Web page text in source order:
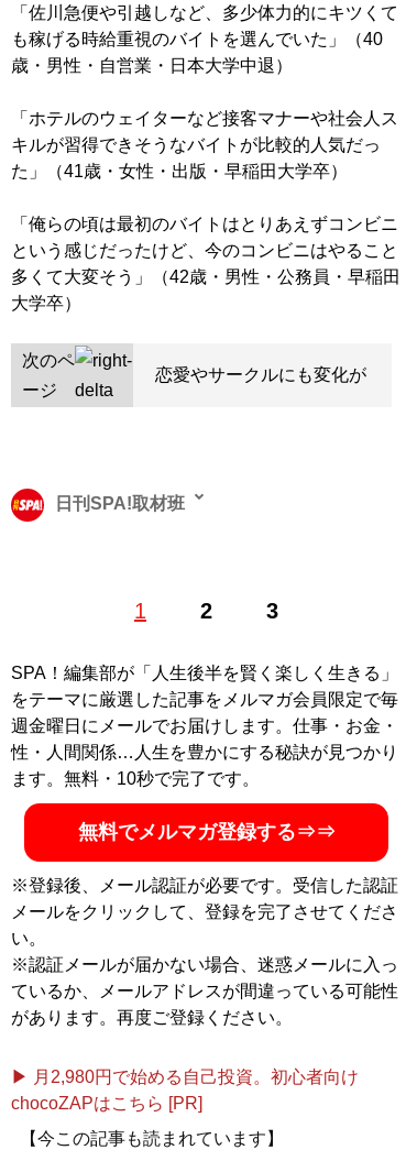
「佐川急便や引越しなど、多少体力的にキツくて
も稼げる時給重視のバイトを選んでいた」（40
歳・男性・自営業・日本大学中退）
「ホテルのウェイターなど接客マナーや社会人ス
キルが習得できそうなバイトが比較的人気だっ
た」（41歳・女性・出版・早稲田大学卒）
「俺らの頃は最初のバイトはとりあえずコンビニ
という感じだったけど、今のコンビニはやること
多くて大変そう」（42歳・男性・公務員・早稲田
大学卒）
次のペ
ージ
恋愛やサークルにも変化が
1 2 3
日刊SPA!取材班
SPA！編集部が「人生後半を賢く楽しく生きる」
をテーマに厳選した記事をメルマガ会員限定で毎
週金曜日にメールでお届けします。仕事・お金・
性・人間関係…人生を豊かにする秘訣が見つかり
ます。無料・10秒で完了です。
無料でメルマガ登録する⇒⇒
※登録後、メール認証が必要です。受信した認証
メールをクリックして、登録を完了させてくださ
い。
※認証メールが届かない場合、迷惑メールに入っ
ているか、メールアドレスが間違っている可能性
があります。再度ご登録ください。
▶ 月2,980円で始める自己投資。初心者向け
chocoZAPはこちら [PR]
【今この記事も読まれています】